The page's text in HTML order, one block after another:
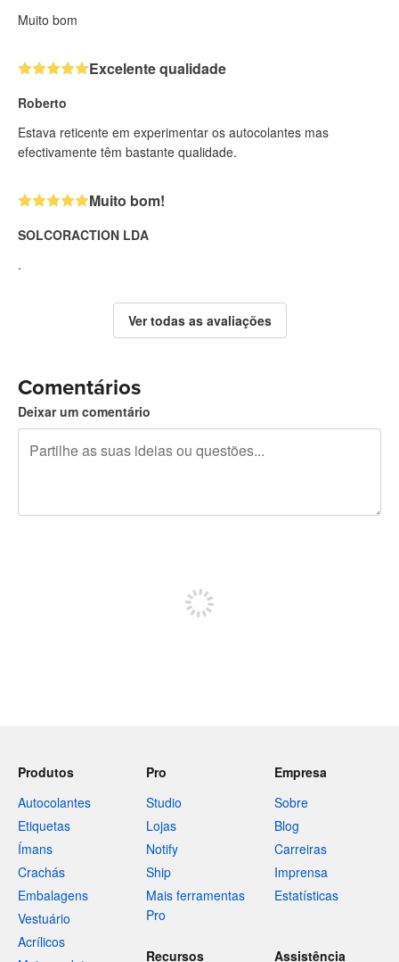
Muito bom
Excelente qualidade
Roberto
Estava reticente em experimentar os autocolantes mas
efectivamente têm bastante qualidade.
Muito bom!
SOLCORACTION LDA
.
Ver todas as avaliações
Comentários
Deixar um comentário
Produtos
Autocolantes
Etiquetas
Ímans
Crachás
Embalagens
Vestuário
Acrílicos
Pro
Studio
Lojas
Notify
Ship
Mais ferramentas
Pro
Empresa
Sobre
Blog
Carreiras
Imprensa
Estatísticas
Recursos Assistência